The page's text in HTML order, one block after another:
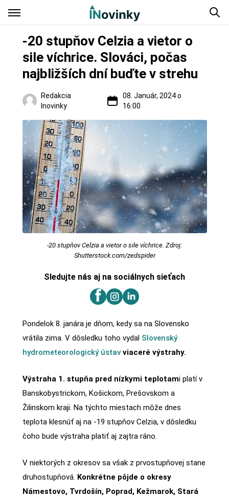
-20 stupňov Celzia a vietor o
sile víchrice. Slováci, počas
najbližších dní buďte v strehu
Redakcia
Inovinky
08. Január, 2024 o
16:00
Slovensko
-20 stupňov Celzia a vietor o sile víchrice. Zdroj:
Shutterstock.com/zedspider
Sledujte nás aj na sociálnych sieťach
Pondelok 8. janára je dňom, kedy sa na Slovensko
vrátila zima. V dôsledku toho vydal Slovenský
hydrometeorologický ústav viaceré výstrahy.
Výstraha 1. stupňa pred nízkymi teplotami platí v
Banskobystrickom, Košickom, Prešovskom a
Žilinskom kraji. Na týchto miestach môže dnes
teplota klesnúť aj na -19 stupňov Celzia, v dôsledku
čoho bude výstraha platiť aj zajtra ráno.
V niektorých z okresov sa však z prvostupňovej stane
druhostupňová. Konkrétne pôjde o okresy
Námestovo, Tvrdošín, Poprad, Kežmarok, Stará